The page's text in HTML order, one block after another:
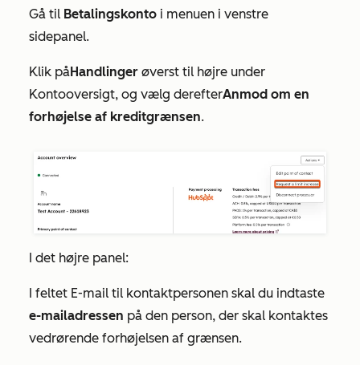
Gå til Betalingskonto i menuen i venstre
sidepanel.
Klik påHandlinger øverst til højre under
Kontooversigt, og vælg derefterAnmod om en
forhøjelse af kreditgrænsen.
I det højre panel:
I feltet E-mail til kontaktpersonen skal du indtaste
e-mailadressen på den person, der skal kontaktes
vedrørende forhøjelsen af grænsen.